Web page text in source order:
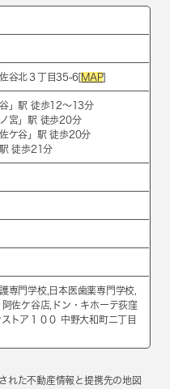
谷北３丁目35-6[ MAP]
」駅 徒歩12～13分
宮 」駅 徒歩20分
ケ谷 」駅 徒歩20分
駅 徒歩21分
専門学校,日本医歯薬専門学校,
佐ケ谷店,ドン・キホーテ荻窪
トア１００ 中野大和町二丁目
れた不動産情報と提携先の地図